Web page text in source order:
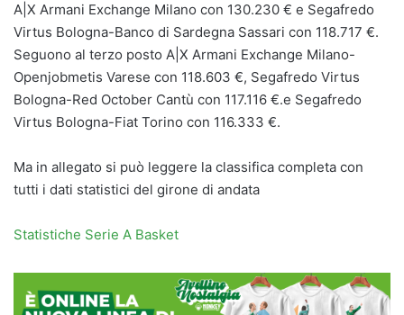
A|X Armani Exchange Milano con 130.230 € e Segafredo
Virtus Bologna-Banco di Sardegna Sassari con 118.717 €.
Seguono al terzo posto A|X Armani Exchange Milano-
Openjobmetis Varese con 118.603 €, Segafredo Virtus
Bologna-Red October Cantù con 117.116 €.e Segafredo
Virtus Bologna-Fiat Torino con 116.333 €.
Ma in allegato si può leggere la classifica completa con
tutti i dati statistici del girone di andata
Statistiche Serie A Basket